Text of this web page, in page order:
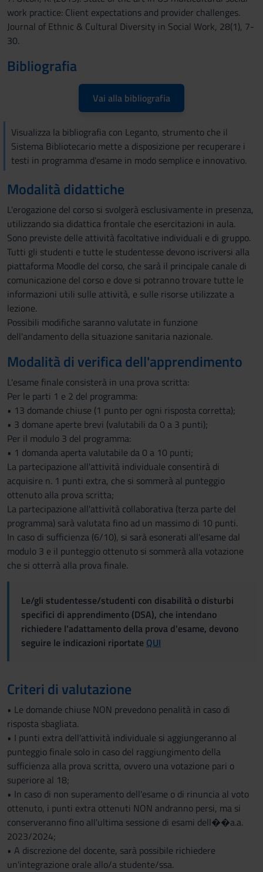
work practice: Client expectations and provider challenges.
Journal of Ethnic & Cultural Diversity in Social Work, 28(1), 7-
30.
Bibliografia
Vai alla bibliografia
Visualizza la bibliografia con Leganto, strumento che il
Sistema Bibliotecario mette a disposizione per recuperare i
testi in programma d'esame in modo semplice e innovativo.
Modalità didattiche
L'erogazione del corso si svolgerà esclusivamente in presenza,
utilizzando sia didattica frontale che esercitazioni in aula.
Sono previste delle attività facoltative individuali e di gruppo.
Tutti gli studenti e tutte le studentesse devono iscriversi alla
piattaforma Moodle del corso, che sarà il principale canale di
comunicazione del corso e dove si potranno trovare tutte le
informazioni utili sulle attività, e sulle risorse utilizzate a
lezione.
Possibili modifiche saranno valutate in funzione
dell'andamento della situazione sanitaria nazionale.
Modalità di verifica dell'apprendimento
L'esame finale consisterà in una prova scritta:
Per le parti 1 e 2 del programma:
• 13 domande chiuse (1 punto per ogni risposta corretta);
• 3 domane aperte brevi (valutabili da 0 a 3 punti);
Per il modulo 3 del programma:
• 1 domanda aperta valutabile da 0 a 10 punti;
La partecipazione all'attività individuale consentirà di
acquisire n. 1 punti extra, che si sommerà al punteggio
ottenuto alla prova scritta;
La partecipazione all'attività collaborativa (terza parte del
programma) sarà valutata fino ad un massimo di 10 punti.
In caso di sufficienza (6/10), si sarà esonerati all'esame dal
modulo 3 e il punteggio ottenuto si sommerà alla votazione
che si otterrà alla prova finale.
Le/gli studentesse/studenti con disabilità o disturbi
specifici di apprendimento (DSA), che intendano
richiedere l'adattamento della prova d'esame, devono
seguire le indicazioni riportate QUI
Criteri di valutazione
• Le domande chiuse NON prevedono penalità in caso di
risposta sbagliata.
• I punti extra dell'attività individuale si aggiungeranno al
punteggio finale solo in caso del raggiungimento della
sufficienza alla prova scritta, ovvero una votazione pari o
superiore al 18;
• In caso di non superamento dell'esame o di rinuncia al voto
ottenuto, i punti extra ottenuti NON andranno persi, ma si
conserveranno fino all'ultima sessione di esami dell��a.a.
2023/2024;
• A discrezione del docente, sarà possibile richiedere
un'integrazione orale allo/a studente/ssa.